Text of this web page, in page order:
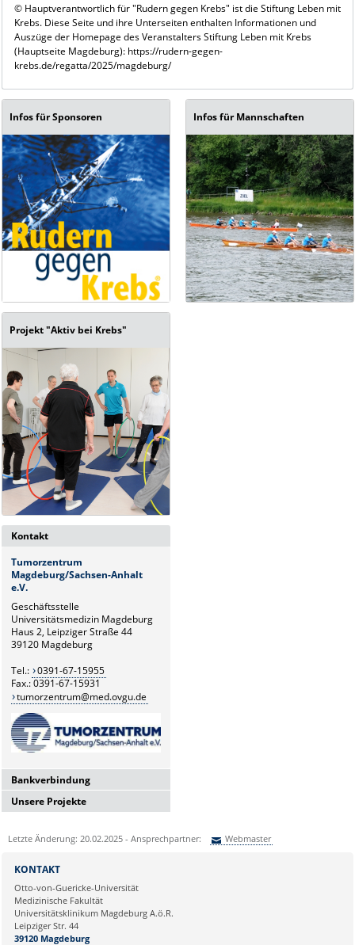
© Hauptverantwortlich für "Rudern gegen Krebs" ist die Stiftung Leben mit
Krebs. Diese Seite und ihre Unterseiten enthalten Informationen und
Auszüge der Homepage des Veranstalters Stiftung Leben mit Krebs
(Hauptseite Magdeburg): https://rudern-gegen-
krebs.de/regatta/2025/magdeburg/
Infos für Sponsoren Infos für Mannschaften
Projekt "Aktiv bei Krebs"
Kontakt
Tumorzentrum
Magdeburg/Sachsen-Anhalt
e.V.
Geschäftsstelle
Universitätsmedizin Magdeburg
Haus 2, Leipziger Straße 44
39120 Magdeburg
Tel.: 0391-67-15955
Fax.: 0391-67-15931
tumorzentrum@med.ovgu.de
Bankverbindung
Deutsche Apotheker- und
IBAN: DE19 3006 0601 0004 2942
97
St.-Nr.: 102/142/03397
Unsere Projekte
Krebs"
Patientenprojekt "Aktiv bei Krebs"
Aktion "SunPass"
Letzte Änderung: 20.02.2025 - Ansprechpartner: Webmaster
Ihre E-Mailadresse:
Ihr Anliegen:
KONTAKT
Otto-von-Guericke-Universität
Medizinische Fakultät
Universitätsklinikum Magdeburg A.ö.R.
Leipziger Str. 44
39120 Magdeburg